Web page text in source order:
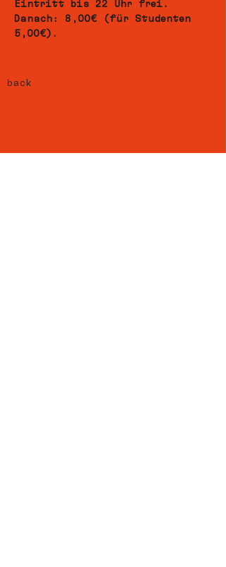
Eintritt bis 22 Uhr frei.
Danach: 8,00€ (für Studenten
5,00€).
back